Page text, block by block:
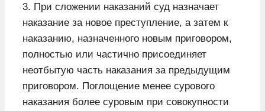
3. При сложении наказаний суд назначает
наказание за новое преступление, а затем к
наказанию, назначенного новым приговором,
полностью или частично присоединяет
неотбытую часть наказания за предыдущим
приговором. Поглощение менее сурового
наказания более суровым при совокупности